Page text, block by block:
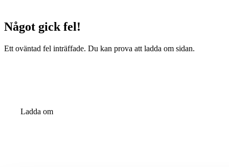
Något gick fel!
Ett oväntad fel inträffade. Du kan prova att ladda om sidan.
Ladda om